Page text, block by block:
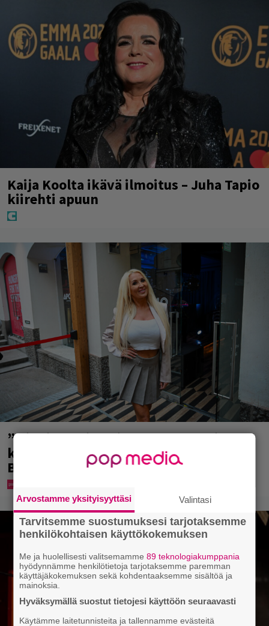
Kaija Koolta ikävä ilmoitus – Juha Tapio
kiirehti apuun
”Mitä isompi vehje, sen paremmin
kulkee” – Susanna Penttilä suuntasi
Bangbussinsa Helsingin keskustaan
Arvostamme yksityisyyttäsi Valintasi
Tarvitsemme suostumuksesi tarjotaksemme
henkilökohtaisen käyttökokemuksen
Me ja huolellisesti valitsemamme89 teknologiakumppania
hyödynnämme henkilötietoja tarjotaksemme paremman
käyttäjäkokemuksen sekä kohdentaaksemme sisältöä ja
mainoksia.
Hyväksymällä suostut tietojesi käyttöön seuraavasti
Käytämme laitetunnisteita ja tallennamme evästeitä